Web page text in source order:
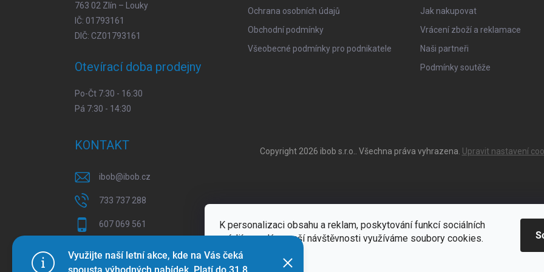
K personalizaci obsahu a reklam, poskytování funkcí sociálních
médií a analýze naší návštěvnosti využíváme soubory cookies.
Více informací
Využijte naší letní akce, kde na Vás čeká
763 02 Zlín – Louky
IČ: 01793161
DIČ: CZ01793161
Otevírací doba prodejny
Po-Čt 7:30 - 16:30
Pá 7:30 - 14:30
Ochrana osobních údajů
Obchodní podmínky
Všeobecné podmínky pro podnikatele
Jak nakupovat
Vrácení zboží a reklamace
Naši partneři
Podmínky soutěže
KONTAKT
ibob@ibob.cz
733 737 288
607 069 561
Copyright 2026 ibob s.r.o. . Všechna práva vyhrazena. Upravit nastavení